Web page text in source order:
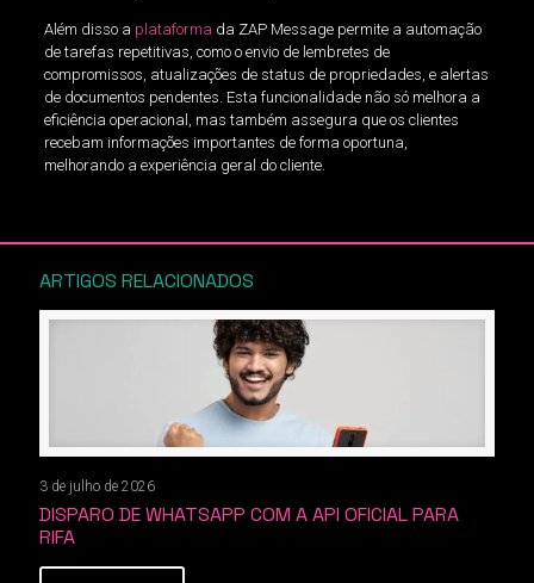
Além disso a plataforma da ZAP Message permite a automação
de tarefas repetitivas, como o envio de lembretes de
compromissos, atualizações de status de propriedades, e alertas
de documentos pendentes. Esta funcionalidade não só melhora a
eficiência operacional, mas também assegura que os clientes
recebam informações importantes de forma oportuna,
melhorando a experiência geral do cliente.
ARTIGOS RELACIONADOS
3 de julho de 2026
DISPARO DE WHATSAPP COM A API OFICIAL PARA
RIFA